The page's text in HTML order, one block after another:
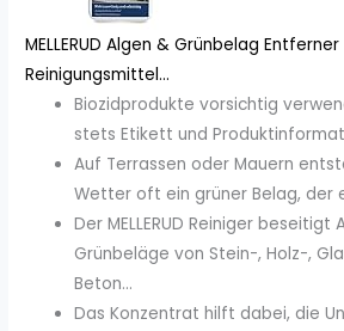
MELLERUD Algen & Grünbelag
Reinigungsmittel...
Biozidprodukte vorsichtig
stets Etikett und
Auf Terrassen oder Mauern
Wetter oft ein grüner Belag, der
Der MELLERUD Reiniger beseitigt
Grünbeläge von Stein-, Holz-,
Beton...
Das Konzentrat hilft dabei, die